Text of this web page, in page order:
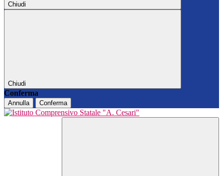
Chiudi
Chiudi
Conferma
Annulla Conferma